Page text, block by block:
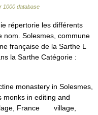
1000 database
répertorie les différents
nom. Solesmes, commune
française de la Sarthe L
la Sarthe Catégorie :
monastery in Solesmes,
monks in editing and
France village,